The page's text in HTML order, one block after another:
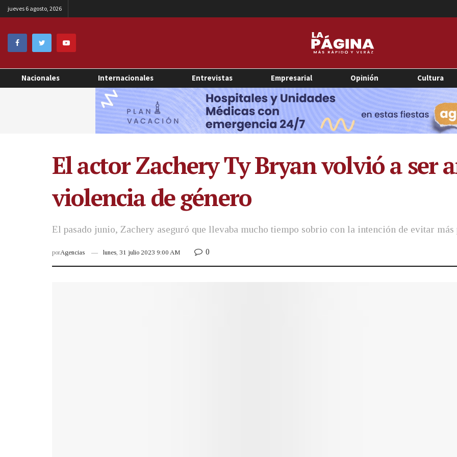
jueves 6 agosto, 2026
Nacionales Internacionales Entrevistas Empresarial Opinión Cultura
El actor Zachery Ty Bryan volvió a ser
violencia de género
El pasado junio, Zachery aseguró que llevaba mucho tiempo sobrio con la intención de evitar más
porAgencias lunes, 31 julio 2023 9:00 AM 0